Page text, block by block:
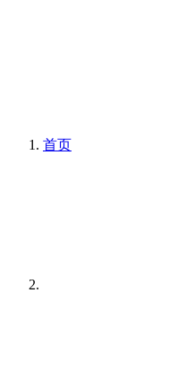
首页